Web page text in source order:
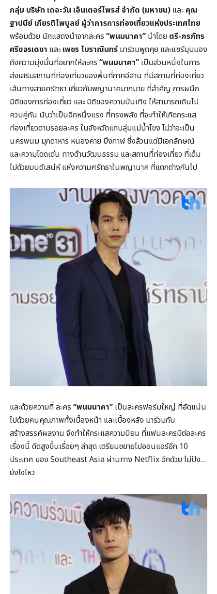
กลุ่ม บริษัท เดอะวัน เอ็นเตอร์ไพรส์ จำกัด (มหาชน) และคุณ
ฐาปนีย์ เกียรติไพบูลย์ ผู้ว่าการการท่องเที่ยวแห่งประเทศไทย
พร้อมด้วย นักแสดงนำจากละคร “พนมนาคา” นำโดย ตรี-ภรภัทร
ศรีขจรเดชา และเพชร โบราณินทร์ มาร่วมพูดคุย และแชร์มุมมอง
ถึงความมุ่งมั่นที่อยากให้ละคร “พนมนาคา” เป็นส่วนหนึ่งในการ
ส่งเสริมสถานที่ท่องเที่ยวของพื้นที่ภาคอีสาน ที่มีสถานที่ท่องเที่ยว
เส้นทางสายศรัทธา เกี่ยวกับพญานาคมากมาย ที่สำคัญ การผนึก
มิติของการท่องเที่ยว และ มิติของความบันเทิง ให้สามารถเดินไป
ควบคู่กัน นับว่าเป็นอีกหนึ่งแรง ที่ทรงพลัง ที่จะทำให้เกิดกระแส
ท่องเที่ยวตามรอยละคร ในจังหวัดแถบลุ่มแม่น้ำโขง ไม่ว่าจะเป็น
นครพนม มุกดาหาร หนองคาย บึงกาฬ ซึ่งล้วนแต่มีเอกลักษณ์
และความโดดเด่น ทางด้านวัฒนธรรม และสถานที่ท่องเที่ยว ที่เต็ม
ไปด้วยมนต์เสน่ห์ แห่งความศรัทธาในพญานาค ที่แตกต่างกันไป
และด้วยความที่ ละคร “พนมนาคา” เป็นละครฟอร์มใหญ่ ที่อัดแน่น
ไปด้วยคนคุณภาพทั้งเบื้องหน้า และเบื้องหลัง มาร่วมกัน
สร้างสรรค์ผลงาน จึงทำให้กระแสความนิยม ที่แฟนละครมีต่อละคร
เรื่องนี้ ดีดสูงขึ้นเรื่อยๆ ล่าสุด เตรียมขยายไปออนแอร์อีก 10
ประเทศ ของ Southeast Asia ผ่านทาง Netflix อีกด้วย ไม่ปัง…
ยังไงไหว